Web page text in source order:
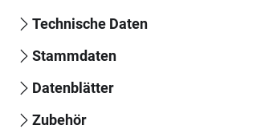
Technische Daten
Stammdaten
Datenblätter
Zubehör